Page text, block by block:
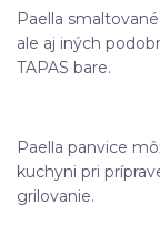
Paella
ale aj iných
TAPAS bare.
Paella panvice
kuchyni pri
grilovanie.